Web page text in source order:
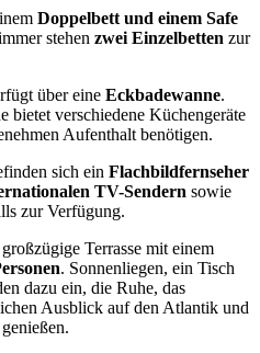
Doppelbett und einem Safe
stehen zwei Einzelbetten zur
über eine Eckbadewanne.
bietet verschiedene Küchengeräte
Aufenthalt benötigen.
sich ein Flachbildfernseher
TV-Sendern sowie
zur Verfügung.
Terrasse mit einem
. Sonnenliegen, ein Tisch
dazu ein, die Ruhe, das
Ausblick auf den Atlantik und